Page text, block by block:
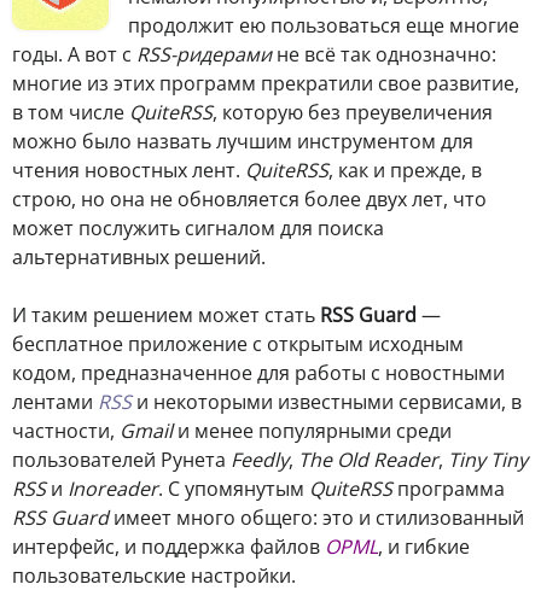
продолжит ею пользоваться еще многие
годы. А вот с RSS-ридерамине всё так однозначно:
многие из этих программ прекратили свое развитие,
в том числе QuiteRSS, которую без преувеличения
можно было назвать лучшим инструментом для
чтения новостных лент. QuiteRSS, как и прежде, в
строю, но она не обновляется более двух лет, что
может послужить сигналом для поиска
альтернативных решений.
И таким решением может стать RSS Guard —
бесплатное приложение с открытым исходным
кодом, предназначенное для работы с новостными
лентами RSSи некоторыми известными сервисами, в
частности, Gmailи менее популярными среди
пользователей Рунета Feedly, The Old Reader, Tiny Tiny
RSSи Inoreader. С упомянутым QuiteRSSпрограмма
RSS Guardимеет много общего: это и стилизованный
интерфейс, и поддержка файлов OPML, и гибкие
пользовательские настройки.